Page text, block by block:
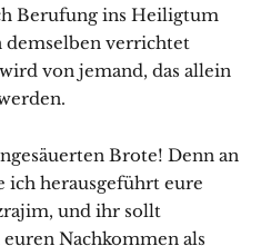
Berufung ins Heiligtum
demselben verrichtet
von jemand, das allein
Brote! Denn an
ich herausgeführt eure
und ihr sollt
Nachkommen als